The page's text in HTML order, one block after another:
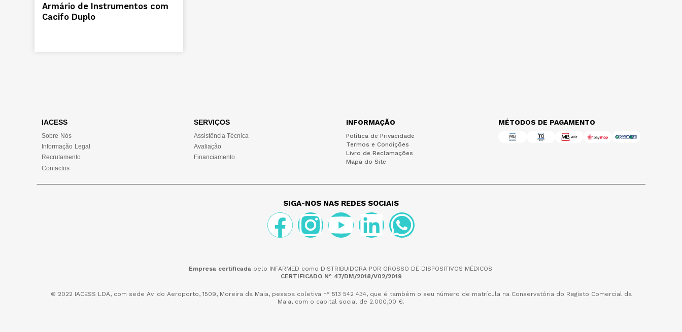
Armário de Instrumentos com
Cacifo Duplo
IACESS
Sobre Nós
Informação Legal
Recrutamento
Contactos
SERVIÇOS
Assistência Técnica
Avaliação
Financiamento
INFORMAÇÃO
Política de Privacidade
Termos e Condições
Livro de Reclamações
Mapa do Site
MÉTODOS DE PAGAMENTO
SIGA-NOS NAS REDES SOCIAIS
Empresa certificadapelo INFARMED como DISTRIBUIDORA POR GROSSO DE DISPOSITIVOS MÉDICOS.
CERTIFICADO Nº 47/DM/2018/V02/2019
© 2022 IACESS LDA, com sede Av. do Aeroporto, 1509, Moreira da Maia, pessoa coletiva n° 513 542 434, que é também o seu número de matrícula na Conservatória do Registo Comercial da
Maia, com o capital social de 2.000,00 €.